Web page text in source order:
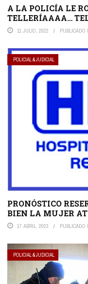
A LA POLICÍA LE
TELLERÍAAAA…
11 JULIO, 2022 PUBLICADO
POLICIAL & JUDICIAL
PRONÓSTICO
BIEN LA MUJER
17 ABRIL, 2023 PUBLICADO
POLICIAL & JUDICIAL